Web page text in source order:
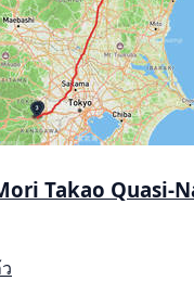
Takao Quasi-